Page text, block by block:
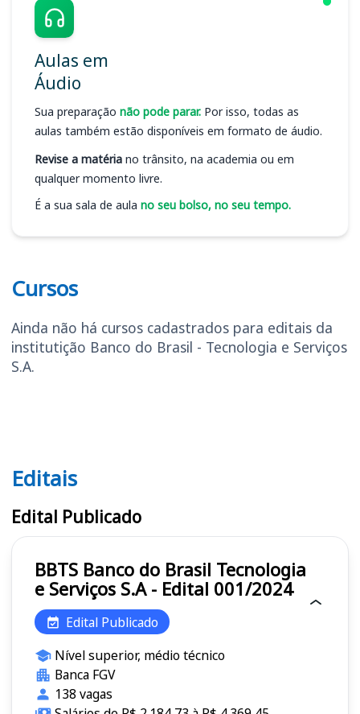
Aulas em
Áudio
Sua preparação não pode parar. Por isso, todas as
aulas também estão disponíveis em formato de áudio.
Revise a matéria no trânsito, na academia ou em
qualquer momento livre.
É a sua sala de aula no seu bolso, no seu tempo.
Cursos
Ainda não há cursos cadastrados para editais da
institutição Banco do Brasil - Tecnologia e Serviços
S.A.
Editais BBTS
Editais
Edital Publicado
BBTS Banco do Brasil Tecnologia
e Serviços S.A - Edital 001/2024
Edital Publicado
Nível superior, médio técnico
Banca FGV
138 vagas